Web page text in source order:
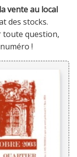
vente au local
des stocks.
toute question,
!